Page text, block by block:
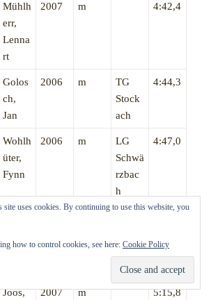
Mühlh
err,
Lenna
rt
2007 m 4:42,4
Golos
ch,
Jan
2006 m
TG
Stock
ach
4:44,3
Wohlh
üter,
Fynn
2006 m
LG
Schwä
rzbac
h
4:47,0
Andre
Joos, 2007 m 5:15,8
uses cookies. By continuing to use this website, you
how to control cookies, see here: Cookie Policy